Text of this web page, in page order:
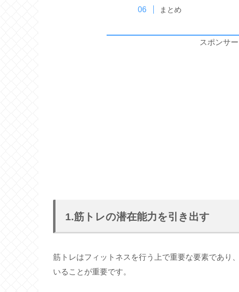
まとめ
スポンサ
1.筋トレの潜在能力を引き出す
筋トレはフィットネスを行う上で重要な要素であり
いることが重要です。